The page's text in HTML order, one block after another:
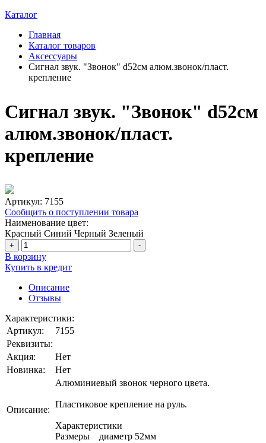
Каталог
Главная
Каталог товаров
Аксессуары
Сигнал звук. "Звонок" d52см алюм.звонок/пласт.
крепление
Сигнал звук. "Звонок" d52см
алюм.звонок/пласт.
крепление
Артикул: 7155
Сообщить о поступлении товара
Наименование цвет:
Красный Синий Черный Зеленый
+ -
В корзину
Купить в кредит
Описание
Отзывы
Характеристики:
Артикул:
7155
Реквизиты:
Акция:
Нет
Новинка:
Нет
Описание:
Алюминиевый звонок черного цвета.
Пластиковое крепление на руль.
Характеристики
Размеры диаметр 52мм